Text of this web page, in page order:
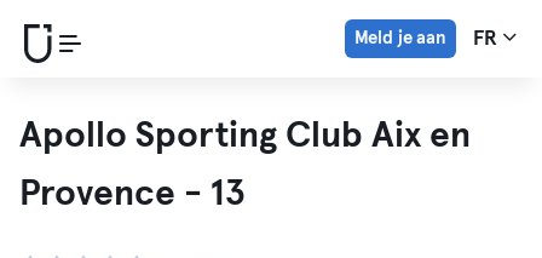
Meld je aan FR
Apollo Sporting Club Aix en
Provence - 13